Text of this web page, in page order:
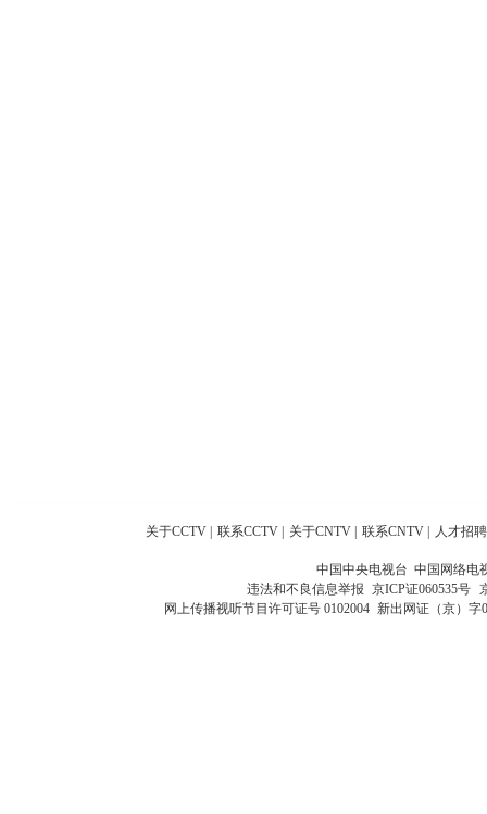
关于CCTV 联系CCTV 关于CNTV 联系CNTV 人才招聘
中国中央电视台 中国网络电
违法和不良信息举报 京ICP证060535号
网上传播视听节目许可证号 0102004 新出网证（京）